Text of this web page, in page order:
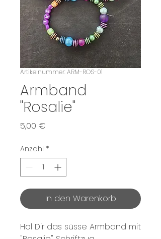
Artikelnummer: ARM-ROS-01
Armband
"Rosalie"
5,00 €Preis
Anzahl *
In den Warenkorb
Hol Dir das süsse Armband mit